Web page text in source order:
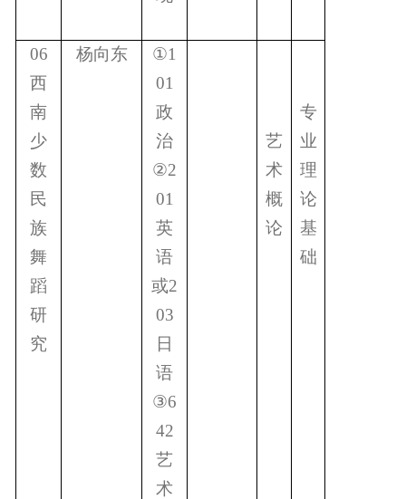
06
西
南
少
数
民
族
舞
蹈
研
究
杨向东 ①1
01
政
治
②2
01
英
语
或2
03
日
语
③6
42
艺
术
艺
术
概
论
专
业
理
论
基
础